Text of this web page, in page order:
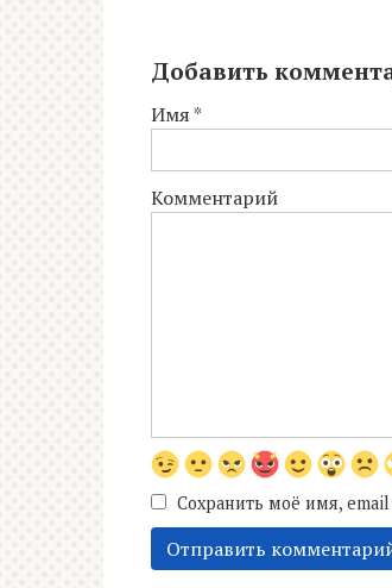
Добавить
Имя *
Комментарий
Сохранить моё имя,